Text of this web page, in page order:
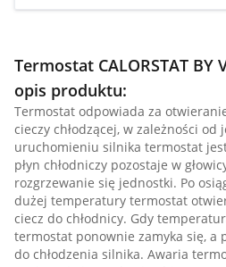
Termostat CALORSTAT BY
opis produktu:
Termostat odpowiada za
cieczy chłodzącej, w zależności
uruchomieniu silnika termostat
płyn chłodniczy pozostaje w
rozgrzewanie się jednostki. Po
dużej temperatury termostat
ciecz do chłodnicy. Gdy
termostat ponownie zamyka się, a
do chłodzenia silnika. Awaria